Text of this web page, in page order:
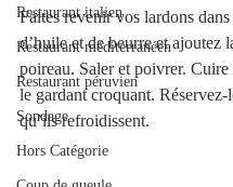
Restaurant italien
Restaurant méditerranéen
Restaurant péruvien
Sondage
Hors Catégorie
Faites revenir vos lardons
d’huile et de beurre et ajoutez
poireau. Saler et poivrer. Cuire
le gardant croquant. Réservez-
qu’ils refroidissent.